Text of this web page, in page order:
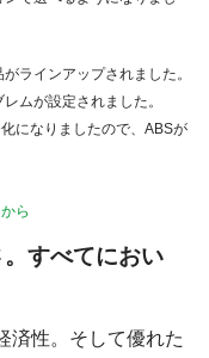
ラインアップされました。
ムが設定されました。
になりましたので、ABSが
ら
すべてにおい
済性。そして優れた